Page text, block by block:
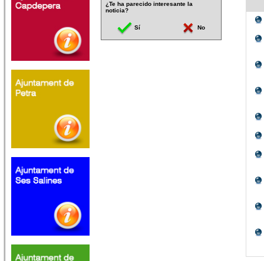
¿Te ha parecido interesante la
noticia?
Sí No